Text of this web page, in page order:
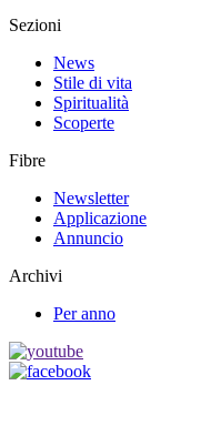
Sezioni
News
Stile di vita
Spiritualità
Scoperte
Fibre
Newsletter
Applicazione
Annuncio
Archivi
Per anno